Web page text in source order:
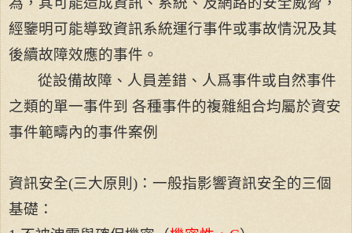
經鑒明可能導致資訊系統運行事件或事故情況及其
後續故障效應的事件。
從設備故障、人員差錯、人爲事件或自然事件
之類的單一事件到 各種事件的複雜組合均屬於資安
事件範疇內的事件案例
資訊安全(三大原則 ) ：一般指影響資訊安全的三個
基礎：